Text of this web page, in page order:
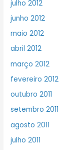
julho 2012
junho 2012
maio 2012
abril 2012
março 2012
fevereiro 2012
outubro 2011
setembro 2011
agosto 2011
julho 2011